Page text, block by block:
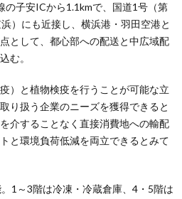
の子安ICから1.1kmで、国道1号（第
）にも近接し、横浜港・羽田空港と
として、都心部への配送と中広域配
む。
）と植物検疫を行うことが可能な立
り扱う企業のニーズを獲得できると
介することなく直接消費地への輸配
と環境負荷低減を両立できるとみて
1～3階は冷凍・冷蔵倉庫、4・5階は